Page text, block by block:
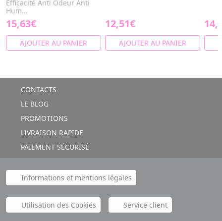
Efficacité Anti Odeur Anti
Hum...
15,63€
AJOUTER AU PANIER
12,51€
AJOUTER AU PANIER
CONTACTS
LE BLOG
PROMOTIONS
LIVRAISON RAPIDE
PAIEMENT SÉCURISÉ
Informations et mentions légales
Utilisation des Cookies Service client